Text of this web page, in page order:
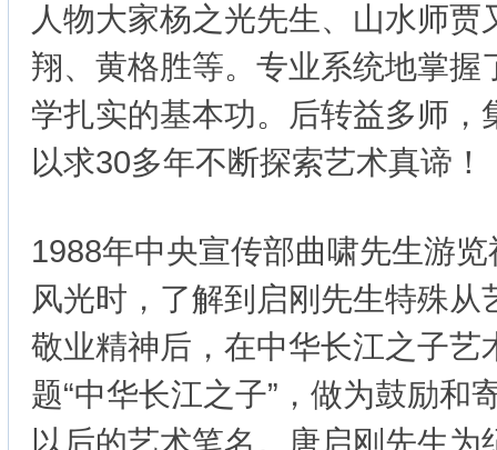
人物大家杨之光先生、山水师
翔、黄格胜等。专业系统地掌握
学扎实的基本功。后转益多师，
以求30多年不断探索艺术真谛！
1988年中央宣传部曲啸先生游
风光时，了解到启刚先生特殊从
敬业精神后，在中华长江之子艺
题“中华长江之子”，做为鼓励和
以后的艺术笔名。唐启刚先生为